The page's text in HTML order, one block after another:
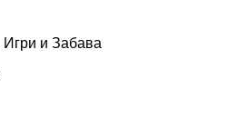
Игри и Забава